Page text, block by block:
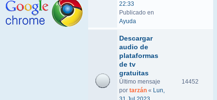
22:33
Publicado en
Ayuda
Descargar
audio de
plataformas
de tv
gratuitas
Último mensaje
por tarzán « Lun,
14452